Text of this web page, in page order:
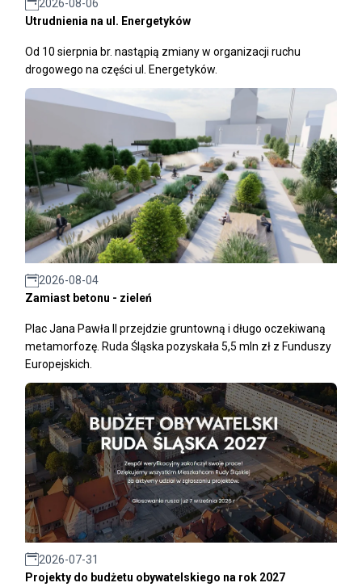
2026-08-06
Utrudnienia na ul. Energetyków
Od 10 sierpnia br. nastąpią zmiany w organizacji ruchu
drogowego na części ul. Energetyków.
2026-08-04
Zamiast betonu - zieleń
Plac Jana Pawła II przejdzie gruntowną i długo oczekiwaną
metamorfozę. Ruda Śląska pozyskała 5,5 mln zł z Funduszy
Europejskich.
2026-07-31
Projekty do budżetu obywatelskiego na rok 2027